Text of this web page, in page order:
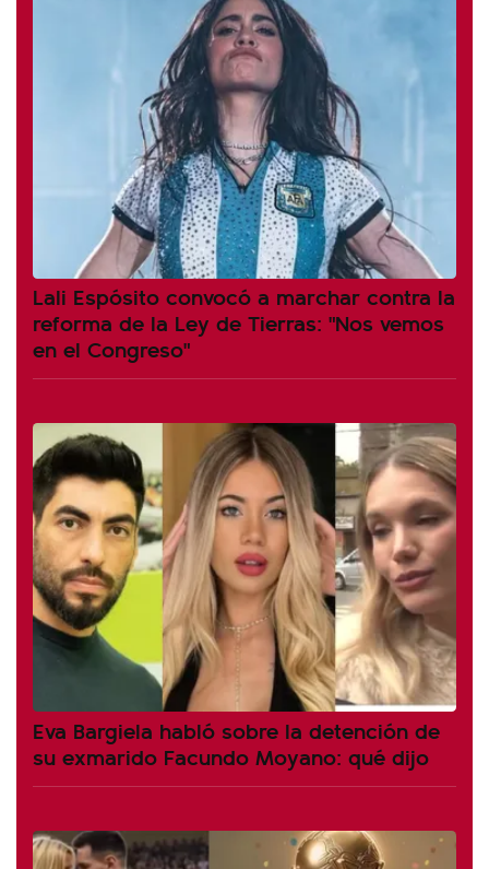
Lali Espósito convocó a marchar contra la
reforma de la Ley de Tierras: "Nos vemos
en el Congreso"
Eva Bargiela habló sobre la detención de
su exmarido Facundo Moyano: qué dijo